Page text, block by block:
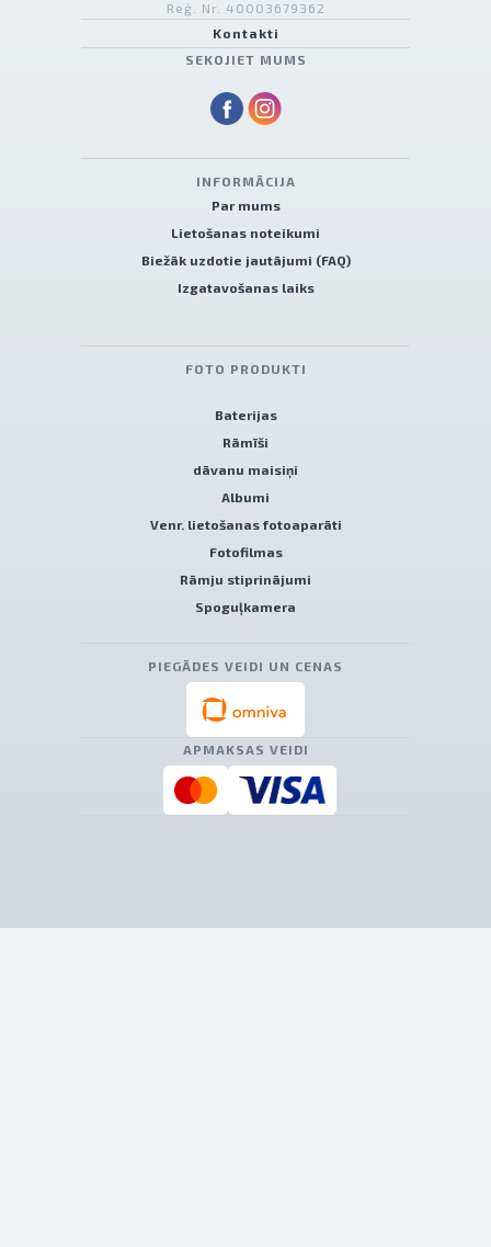
Reģ. Nr. 40003679362
Kontakti
SEKOJIET MUMS
INFORMĀCIJA
Par mums
Lietošanas noteikumi
Biežāk uzdotie jautājumi (FAQ)
Izgatavošanas laiks
FOTO PRODUKTI
Baterijas
Rāmīši
dāvanu maisiņi
Albumi
Venr. lietošanas fotoaparāti
Fotofilmas
Rāmju stiprinājumi
Spoguļkamera
PIEGĀDES VEIDI UN CENAS
APMAKSAS VEIDI